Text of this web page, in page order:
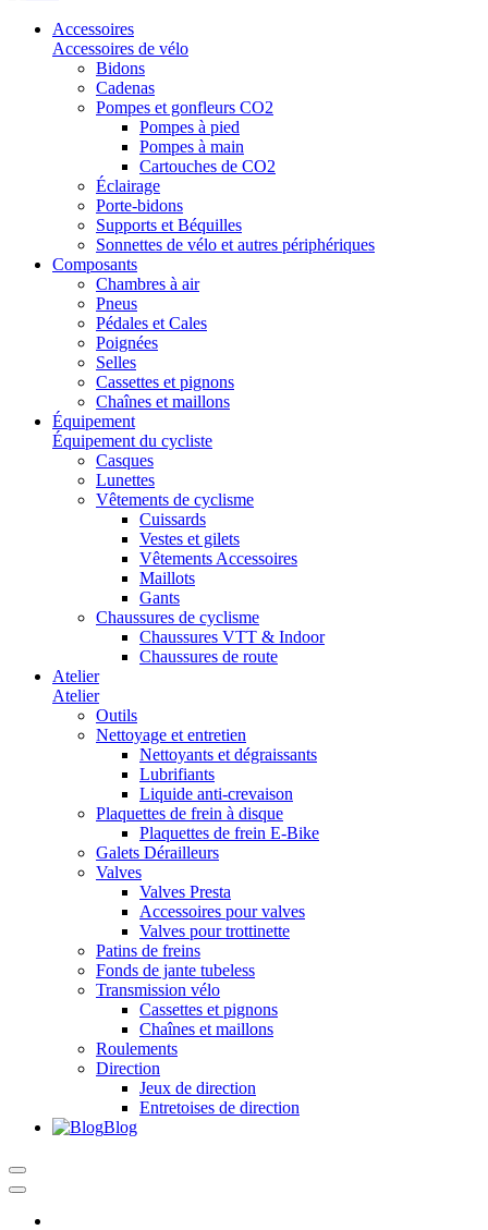
Accessoires
Accessoires de vélo
Bidons
Cadenas
Pompes et gonfleurs CO2
Pompes à pied
Pompes à main
Cartouches de CO2
Éclairage
Porte-bidons
Supports et Béquilles
Sonnettes de vélo et autres périphériques
Composants
Chambres à air
Pneus
Pédales et Cales
Poignées
Selles
Cassettes et pignons
Chaînes et maillons
Équipement
Équipement du cycliste
Casques
Lunettes
Vêtements de cyclisme
Cuissards
Vestes et gilets
Vêtements Accessoires
Maillots
Gants
Chaussures de cyclisme
Chaussures VTT & Indoor
Chaussures de route
Atelier
Atelier
Outils
Nettoyage et entretien
Nettoyants et dégraissants
Lubrifiants
Liquide anti-crevaison
Plaquettes de frein à disque
Plaquettes de frein E-Bike
Galets Dérailleurs
Valves
Valves Presta
Accessoires pour valves
Valves pour trottinette
Patins de freins
Fonds de jante tubeless
Transmission vélo
Cassettes et pignons
Chaînes et maillons
Roulements
Direction
Jeux de direction
Entretoises de direction
Blog